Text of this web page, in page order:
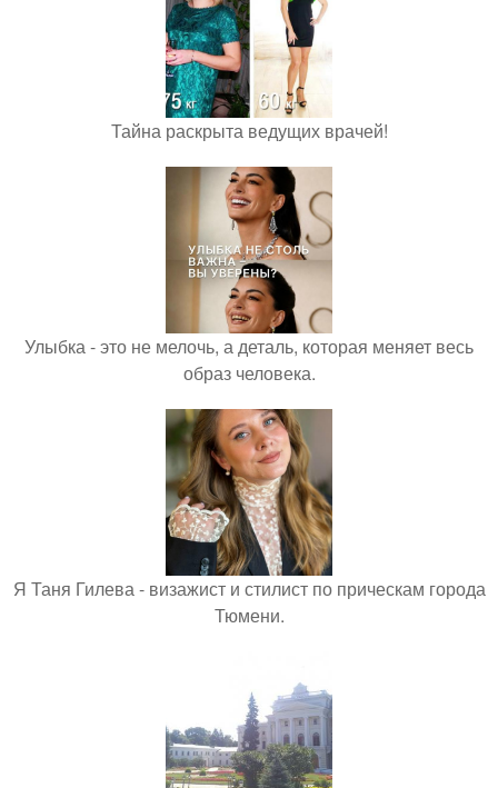
Тайна раскрыта ведущих врачей!
Улыбка - это не мелочь, а деталь, которая меняет весь
образ человека.
Я Таня Гилева - визажист и стилист по прическам города
Тюмени.